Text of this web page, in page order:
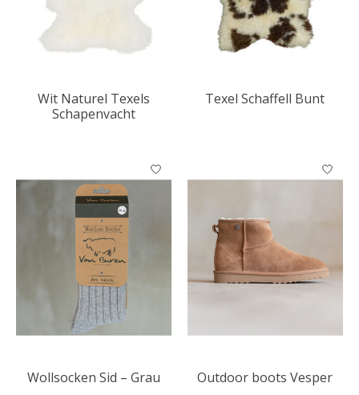
Wit Naturel Texels
Schapenvacht
Texel Schaffell Bunt
Wollsocken Sid – Grau Outdoor boots Vesper